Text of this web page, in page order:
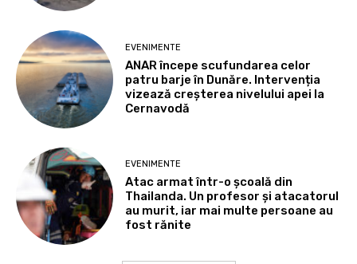
EVENIMENTE
ANAR începe scufundarea celor
patru barje în Dunăre. Intervenția
vizează creșterea nivelului apei la
Cernavodă
EVENIMENTE
Atac armat într-o școală din
Thailanda. Un profesor și atacatorul
au murit, iar mai multe persoane au
fost rănite